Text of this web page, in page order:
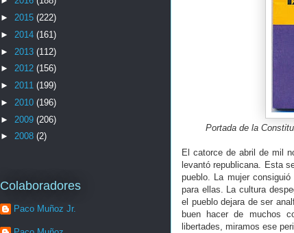
Portada de la
El catorce de abril de mil
levantó republicana. Esta
pueblo. La mujer
para ellas. La cultura
el pueblo dejara de ser
buen hacer de muchos
libertades, miramos ese
► 2015 (222)
► 2014 (161)
► 2013 (112)
► 2012 (156)
► 2011 (199)
► 2010 (196)
► 2009 (206)
► 2008 (2)
Colaboradores
Paco Muñoz Jr.